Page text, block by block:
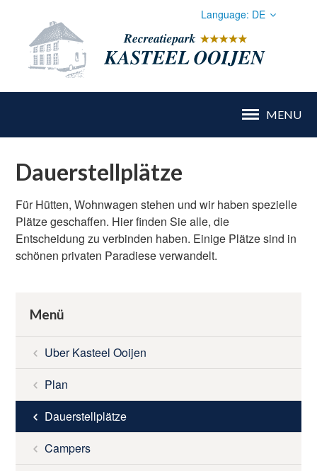
Language: DE
Nederlands
MENU
CAMPING
UMGEBUNG
TARIFE
Dauerstellplätze
Für Hütten, Wohnwagen stehen und wir haben spezielle
Plätze geschaffen. Hier finden Sie alle, die
Entscheidung zu verbinden haben. Einige Plätze sind in
schönen privaten Paradiese verwandelt.
Menü
Uber Kasteel Ooijen
Plan
Dauerstellplätze
Campers